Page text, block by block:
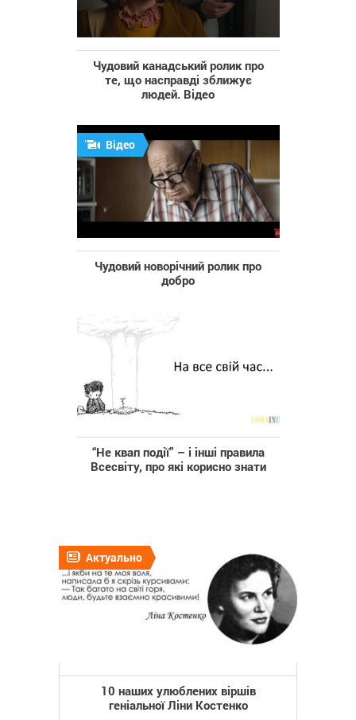
Чудовий канадський ролик про
те, що насправді зближує
людей. Відео
Відео
Чудовий новорічний ролик про
добро
“Не квап події” – і інші правила
Всесвіту, про які корисно знати
Актуально
10 наших улюблених віршів
геніальної Ліни Костенко